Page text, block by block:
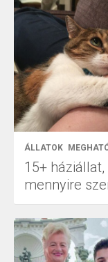
ÁLLATOK
15+
mennyire